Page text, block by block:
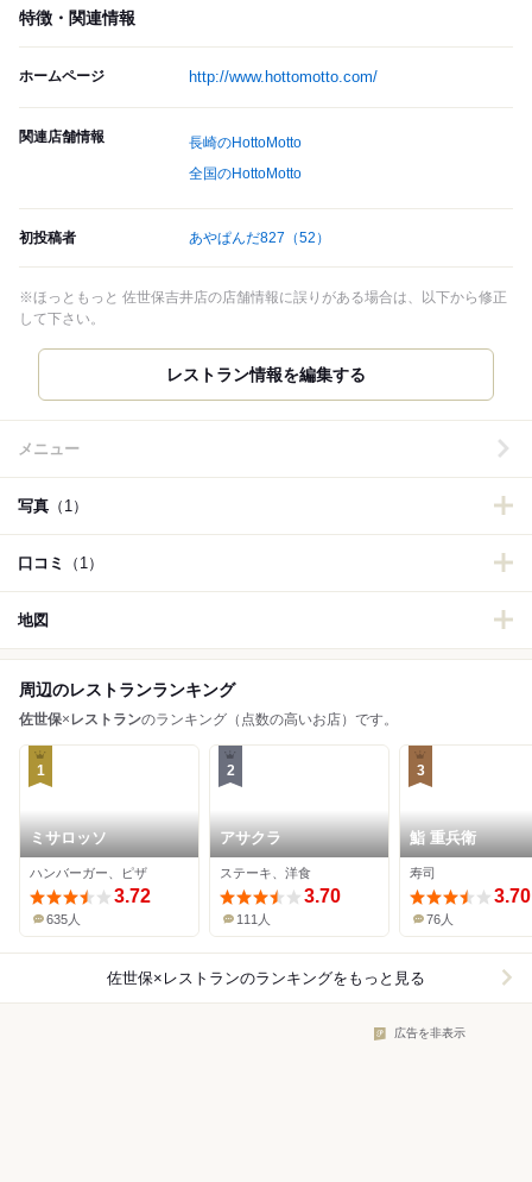
特徴・関連情報
ホームページ http://www.hottomotto.com/
関連店舗情報
長崎のHottoMotto
全国のHottoMotto
初投稿者 あやぱんだ827 （52）
※ほっともっと 佐世保吉井店の店舗情報に誤りがある場合は、以下から修正
して下さい。
レストラン情報を編集する
メニュー
写真 （1）
口コミ （1）
地図
周辺のレストランランキング
佐世保× レストランのランキング（点数の高いお店）です。
1
ミサロッソ
ハンバーガー、ピザ
3.72
635人
2
アサクラ
ステーキ、洋食
3.70
111人
3
鮨 重兵衛
寿司
3.70
76人
佐世保×レストランのランキングをもっと見る
広告を非表示